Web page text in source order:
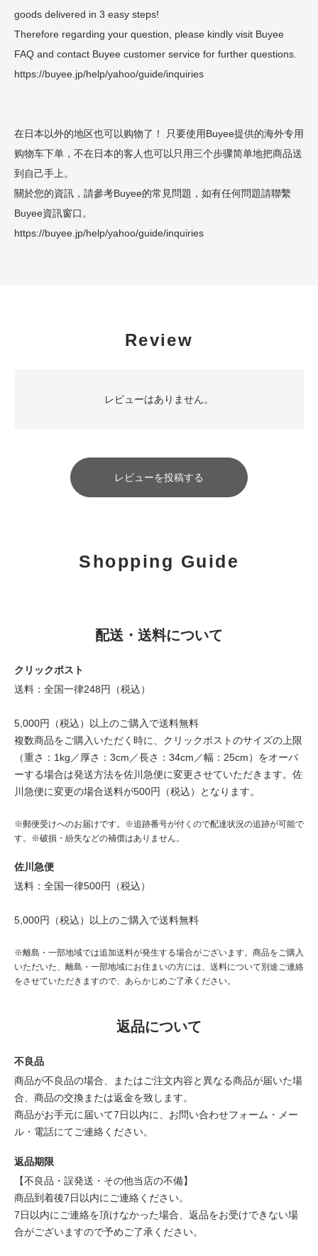
goods delivered in 3 easy steps!
Therefore regarding your question, please kindly visit Buyee
FAQ and contact Buyee customer service for further questions.
https://buyee.jp/help/yahoo/guide/inquiries
在日本以外的地区也可以购物了！ 只要使用Buyee提供的海外专用
购物车下单，不在日本的客人也可以只用三个步骤简单地把商品送
到自己手上。
關於您的資訊，請參考Buyee的常見問題，如有任何問題請聯繫
Buyee資訊窗口。
https://buyee.jp/help/yahoo/guide/inquiries
Review
レビューはありません。
レビューを投稿する
Shopping Guide
配送・送料について
クリックポスト
送料：全国一律248円（税込）
5,000円（税込）以上のご購入で送料無料
複数商品をご購入いただく時に、クリックポストのサイズの上限
（重さ：1kg／厚さ：3cm／長さ：34cm／幅：25cm）をオーバ
ーする場合は発送方法を佐川急便に変更させていただきます。佐
川急便に変更の場合送料が500円（税込）となります。
※郵便受けへのお届けです。※追跡番号が付くので配達状況の追跡が可能で
す。※破損・紛失などの補償はありません。
佐川急便
送料：全国一律500円（税込）
5,000円（税込）以上のご購入で送料無料
※離島・一部地域では追加送料が発生する場合がございます。商品をご購入
いただいた、離島・一部地域にお住まいの方には、送料について別途ご連絡
をさせていただきますので、あらかじめご了承ください。
返品について
不良品
商品が不良品の場合、またはご注文内容と異なる商品が届いた場
合、商品の交換または返金を致します。
商品がお手元に届いて7日以内に、お問い合わせフォーム・メー
ル・電話にてご連絡ください。
返品期限
【不良品・誤発送・その他当店の不備】
商品到着後7日以内にご連絡ください。
7日以内にご連絡を頂けなかった場合、返品をお受けできない場
合がございますので予めご了承ください。